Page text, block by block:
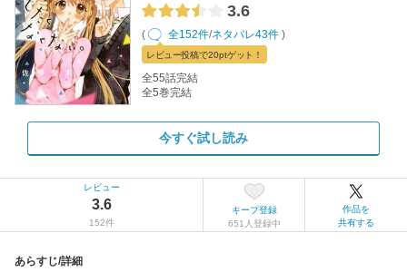
3.6
( 全152件/ネタバレ43件 )
レビュー投稿で20ptゲット！
全55話完結
全5巻完結
今すぐ試し読み
レビュー
3.6
152件
キープ登録
651人登録中
作品を
共有する
あらすじ/詳細